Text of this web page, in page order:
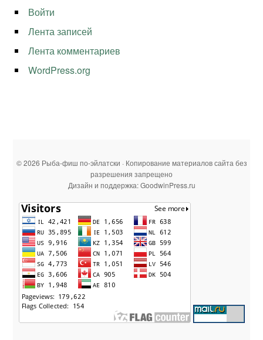
Войти
Лента записей
Лента комментариев
WordPress.org
© 2026 Рыба-фиш по-эйлатски · Копирование материалов сайта без
разрешения запрещено
Дизайн и поддержка: GoodwinPress.ru